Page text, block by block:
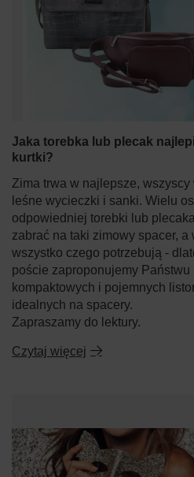
Jaka torebka lub plecak
kurtki?
Zima trwa w najlepsze,
leśne wycieczki i sanki. Wielu
odpowiedniej torebki lub
zabrać na taki zimowy spacer, a
wszystko czego potrzebują -
poście zaproponujemy Państwu
kompaktowych i pojemnych
idealnych na spacery.
Zapraszamy do lektury.
Czytaj więcej